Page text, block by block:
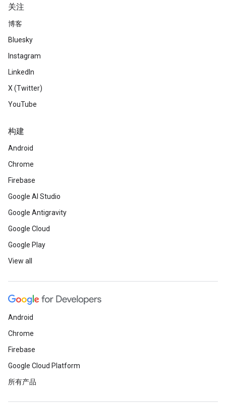
关注
博客
Bluesky
Instagram
LinkedIn
X (Twitter)
YouTube
构建
Android
Chrome
Firebase
Google AI Studio
Google Antigravity
Google Cloud
Google Play
View all
Android
Chrome
Firebase
Google Cloud Platform
所有产品